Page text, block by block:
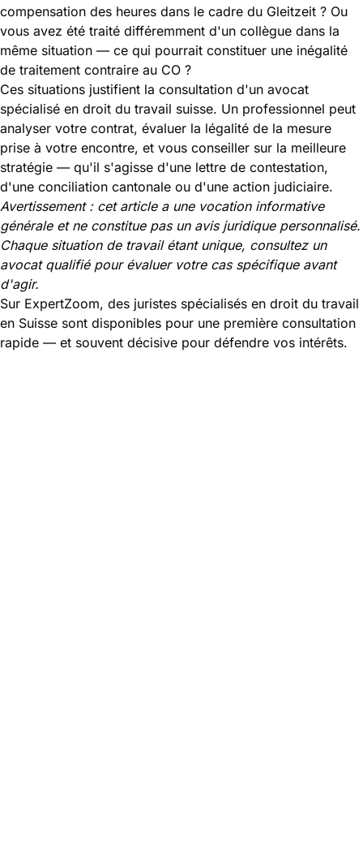
compensation des heures dans le cadre du Gleitzeit ? Ou
vous avez été traité différemment d'un collègue dans la
même situation — ce qui pourrait constituer une inégalité
de traitement contraire au CO ?
Ces situations justifient la consultation d'un avocat
spécialisé en droit du travail suisse. Un professionnel peut
analyser votre contrat, évaluer la légalité de la mesure
prise à votre encontre, et vous conseiller sur la meilleure
stratégie — qu'il s'agisse d'une lettre de contestation,
d'une conciliation cantonale ou d'une action judiciaire.
Avertissement : cet article a une vocation informative
générale et ne constitue pas un avis juridique personnalisé.
Chaque situation de travail étant unique, consultez un
avocat qualifié pour évaluer votre cas spécifique avant
d'agir.
Sur ExpertZoom, des juristes spécialisés en droit du travail
en Suisse sont disponibles pour une première consultation
rapide — et souvent décisive pour défendre vos intérêts.